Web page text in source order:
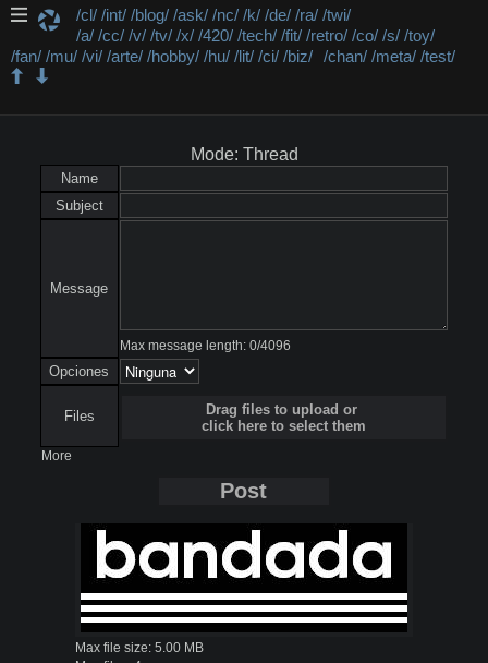
/cl/ /int/ /blog/ /ask/ /nc/ /k/ /de/ /ra/ /twi/
/a/ /cc/ /v/ /tv/ /x/ /420/ /tech/ /fit/ /retro/ /co/ /s/ /toy/
/fan/ /mu/ /vi/ /arte/ /hobby/ /hu/ /lit/ /ci/ /biz/ /chan/ /meta/ /test/
Mode: Thread
Name
Subject
Message
Max message length: 0/4096
Opciones
Files
Drag files to upload or
click here to select them
More
Post
Max file size: 5.00 MB